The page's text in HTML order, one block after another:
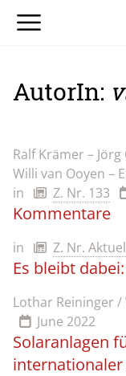
AutorIn:
Ralf Krämer –
Willi van Ooyen –
in
Z. Nr. 133
Kommentare
in Z. Nr.
Es bleibt
Lothar Reininger /
June 2022
Solaranlagen